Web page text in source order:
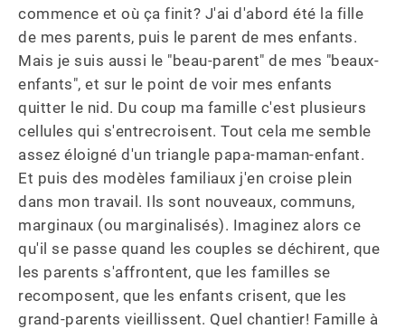
commence et où ça finit? J'ai d'abord été la fille
de mes parents, puis le parent de mes enfants.
Mais je suis aussi le "beau-parent" de mes "beaux-
enfants", et sur le point de voir mes enfants
quitter le nid. Du coup ma famille c'est plusieurs
cellules qui s'entrecroisent. Tout cela me semble
assez éloigné d'un triangle papa-maman-enfant.
Et puis des modèles familiaux j'en croise plein
dans mon travail. Ils sont nouveaux, communs,
marginaux (ou marginalisés). Imaginez alors ce
qu'il se passe quand les couples se déchirent, que
les parents s'affrontent, que les familles se
recomposent, que les enfants crisent, que les
grand-parents vieillissent. Quel chantier! Famille à